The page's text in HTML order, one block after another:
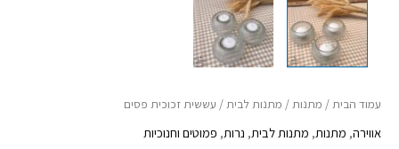
עמוד הבית/ מתנות/ מתנות לבית/ עששית זכוכית פסים
אווירה, מתנות, מתנות לבית, נרות, פמוטים וחנוכיות